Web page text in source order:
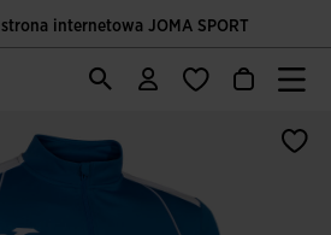
internetowa JOMA SPORT